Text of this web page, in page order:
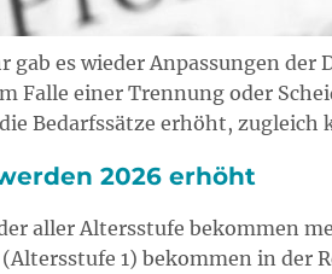
gab es wieder Anpassungen
Falle einer Trennung oder
Bedarfssätze erhöht, zugleich
2026 erhöht
aller Altersstufe bekommen
1) bekommen in der